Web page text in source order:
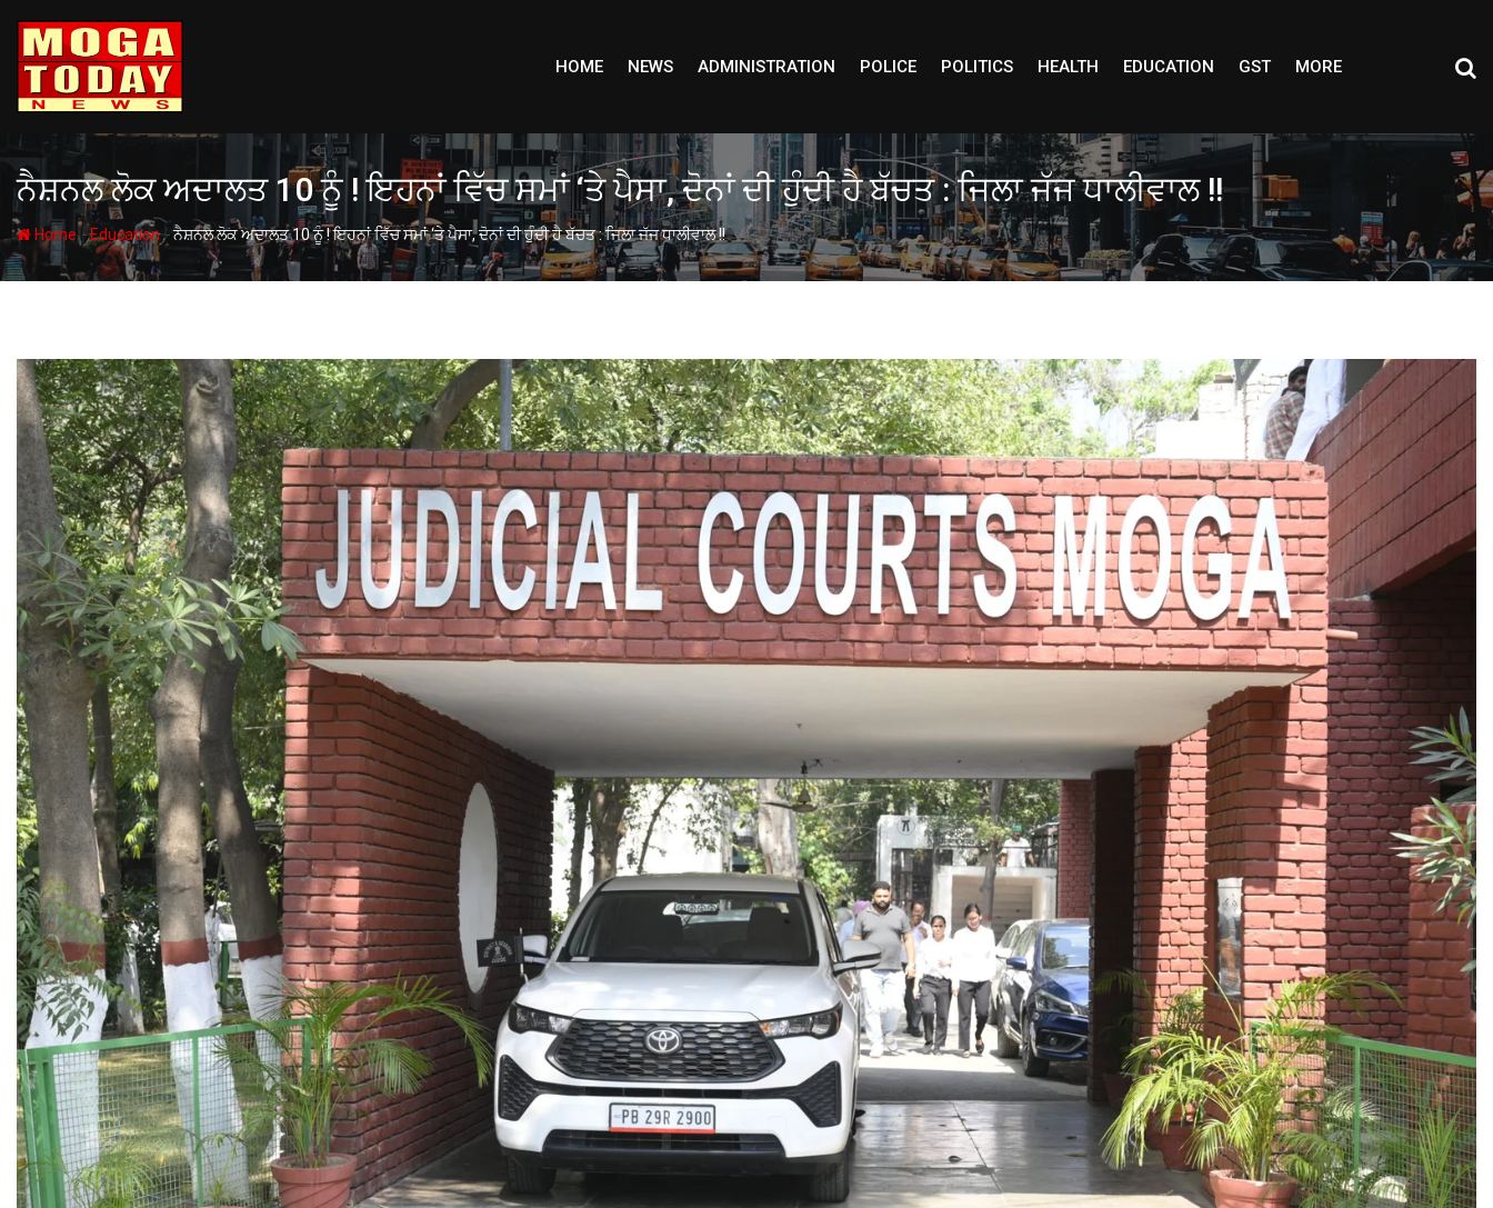
content
HOME NEWS ADMINISTRATION POLICE POLITICS HEALTH EDUCATION GST MORE
ਨੈਸ਼ਨਲ ਲੋਕ ਅਦਾਲਤ 10 ਨੂੰ ! ਇਹਨਾਂ ਵਿੱਚ ਸਮਾਂ ‘ਤੇ ਪੈਸਾ, ਦੋਨਾਂ ਦੀ ਹੁੰਦੀ ਹੈ ਬੱਚਤ : ਜਿਲਾ ਜੱਜ ਧਾਲੀਵਾਲ !!
Home-Education-ਨੈਸ਼ਨਲ ਲੋਕ ਅਦਾਲਤ 10 ਨੂੰ ! ਇਹਨਾਂ ਵਿੱਚ ਸਮਾਂ ‘ਤੇ ਪੈਸਾ, ਦੋਨਾਂ ਦੀ ਹੁੰਦੀ ਹੈ ਬੱਚਤ : ਜਿਲਾ ਜੱਜ ਧਾਲੀਵਾਲ !!